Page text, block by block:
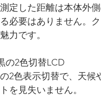
定した距離は本体外
必要はありません。
力です。
の2色切替LCD
2色表示切替で、天候
を見失いません。